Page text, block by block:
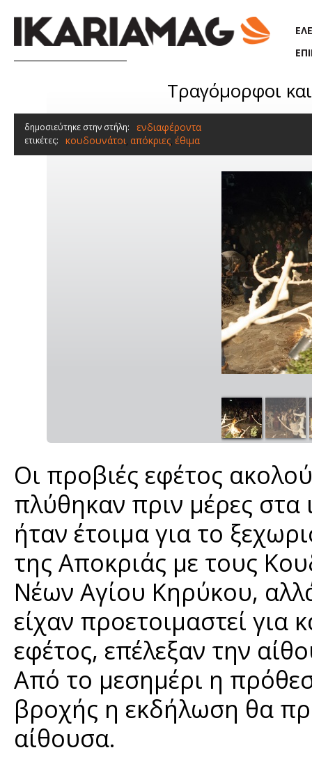
Τραγόμορφοι
δημοσιεύτηκε στην στήλη: ενδιαφέροντα
ετικέτες: κουδουνάτοι, απόκριες, έθιμα
Οι προβιές εφέτος
πλύθηκαν πριν μέρες
ήταν έτοιμα για το
της Αποκριάς με τους
Νέων Αγίου Κηρύκου,
είχαν προετοιμαστεί για
εφέτος, επέλεξαν την
Από το μεσημέρι η
βροχής η εκδήλωση θα
αίθουσα.